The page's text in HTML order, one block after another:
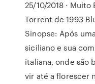
25/10/2018 ·
Torrent de 1993
Sinopse: Após
siciliano e sua
italiana, onde são
vir até a florescer